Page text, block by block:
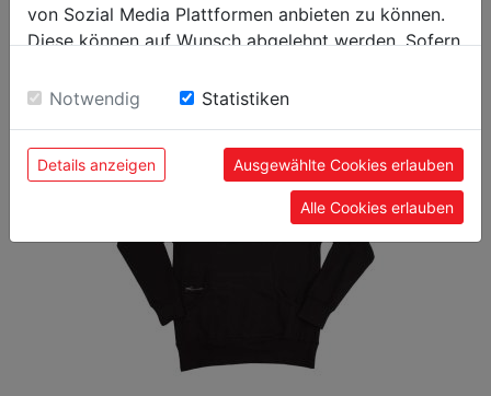
von Sozial Media Plattformen anbieten zu können.
Diese können auf Wunsch abgelehnt werden. Sofern
Einwilligung zu unseren Cookies.
Notwendig Statistiken
Details anzeigen Ausgewählte Cookies erlauben
Alle Cookies erlauben